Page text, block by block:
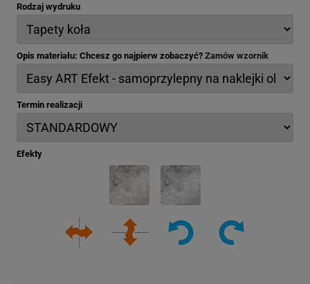
Rodzaj wydruku
Opis materiału: Chcesz go najpierw zobaczyć? Zamów wzornik
Termin realizacji
Efekty